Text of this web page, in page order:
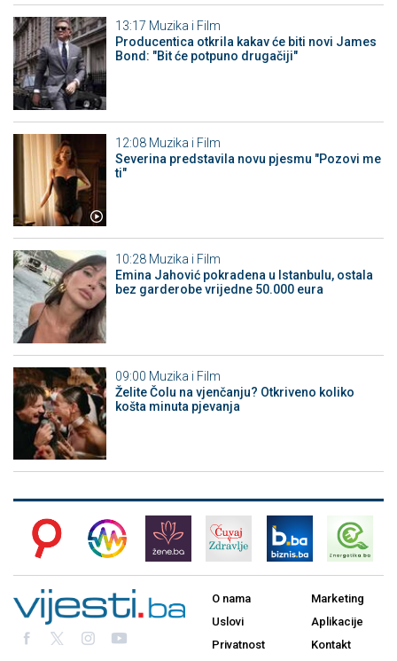
13:17 Muzika i Film
Producentica otkrila kakav će biti novi James
Bond: "Bit će potpuno drugačiji"
12:08 Muzika i Film
Severina predstavila novu pjesmu "Pozovi me
ti"
10:28 Muzika i Film
Emina Jahović pokradena u Istanbulu, ostala
bez garderobe vrijedne 50.000 eura
09:00 Muzika i Film
Želite Čolu na vjenčanju? Otkriveno koliko
košta minuta pjevanja
O nama
Uslovi
Privatnost
Marketing
Aplikacije
Kontakt